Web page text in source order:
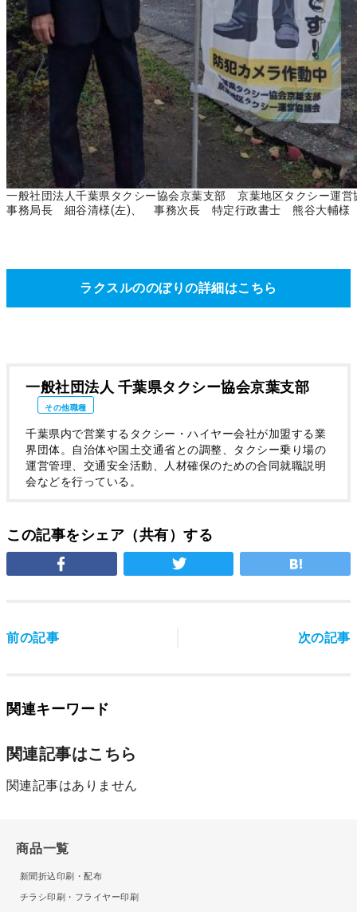
一般社団法人千葉県タクシー協会京葉支部 京葉地区タクシー運営
事務局長 細谷清様(左)、 事務次長 特定行政書士 熊谷大輔様
ラクスルののぼりの詳細はこちら
一般社団法人 千葉県タクシー協会京葉支部
その他職種
千葉県内で営業するタクシー・ハイヤー会社が加盟する業
界団体。自治体や国土交通省との調整、タクシー乗り場の
運営管理、交通安全活動、人材確保のための合同就職説明
会などを行っている。
この記事をシェア（共有）する
前の記事 次の記事
関連キーワード
関連記事はこちら
関連記事はありません
商品一覧
新聞折込印刷・配布
チラシ印刷・フライヤー印刷